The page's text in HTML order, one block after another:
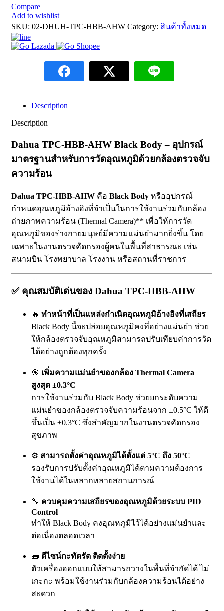
Compare
Add to wishlist
SKU: 02-DHUH-TPC-HBB-AHW Category: สินค้าทั้งหมด
Description
Description
Dahua TPC-HBB-AHW Black Body – อุปกรณ์
มาตรฐานสำหรับการวัดอุณหภูมิด้วยกล้องตรวจจับ
ความร้อน
Dahua TPC-HBB-AHW คือ Black Body หรืออุปกรณ์
กำหนดอุณหภูมิอ้างอิงที่จำเป็นในการใช้งานร่วมกับกล้อง
ถ่ายภาพความร้อน (Thermal Camera)** เพื่อให้การวัด
อุณหภูมิของร่างกายมนุษย์มีความแม่นยำมากยิ่งขึ้น โดย
เฉพาะในงานตรวจคัดกรองผู้คนในพื้นที่สาธารณะ เช่น
สนามบิน โรงพยาบาล โรงงาน หรือสถานที่ราชการ
✅ คุณสมบัติเด่นของ Dahua TPC-HBB-AHW
🔥 ทำหน้าที่เป็นแหล่งกำเนิดอุณหภูมิอ้างอิงที่เสถียร
Black Body นี้จะปล่อยอุณหภูมิคงที่อย่างแม่นยำ ช่วย
ให้กล้องตรวจจับอุณหภูมิสามารถปรับเทียบค่าการวัด
ได้อย่างถูกต้องทุกครั้ง
🎯 เพิ่มความแม่นยำของกล้อง Thermal Camera
สูงสุด ±0.3°C
การใช้งานร่วมกับ Black Body ช่วยยกระดับความ
แม่นยำของกล้องตรวจจับความร้อนจาก ±0.5°C ให้ดี
ขึ้นเป็น ±0.3°C ซึ่งสำคัญมากในงานตรวจคัดกรอง
สุขภาพ
⚙️ สามารถตั้งค่าอุณหภูมิได้ตั้งแต่ 5°C ถึง 50°C
รองรับการปรับตั้งค่าอุณหภูมิได้ตามความต้องการ
ใช้งานได้ในหลากหลายสถานการณ์
🔧 ควบคุมความเสถียรของอุณหภูมิด้วยระบบ PID
Control
ทำให้ Black Body คงอุณหภูมิไว้ได้อย่างแม่นยำและ
ต่อเนื่องตลอดเวลา
🧱 ดีไซน์กะทัดรัด ติดตั้งง่าย
ตัวเครื่องออกแบบให้สามารถวางในพื้นที่จำกัดได้ ไม่
เกะกะ พร้อมใช้งานร่วมกับกล้องความร้อนได้อย่าง
สะดวก